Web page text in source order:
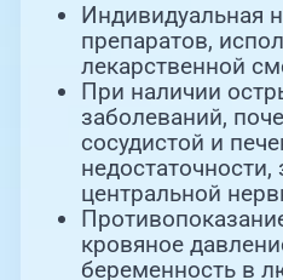
Индивидуальная
препаратов,
лекарственной
При наличии
заболеваний,
сосудистой и
недостаточности,
центральной
кровяное
беременность в